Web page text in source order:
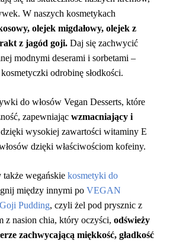
W naszych kosmetykach
olejek migdałowy, olejek z
z jagód goji. Daj się zachwycić
modnymi deserami i sorbetami –
odrobinę słodkości.
do włosów Vegan Desserts, które
zapewniając wzmacniający i
dzięki wysokiej zawartości witaminy E
dzięki właściwościom kofeiny.
wegańskie kosmetyki do
między innymi po VEGAN
Pudding, czyli żel pod prysznic z
z nasion chia, który oczyści, odświeży
zachwycającą miękkość, gładkość